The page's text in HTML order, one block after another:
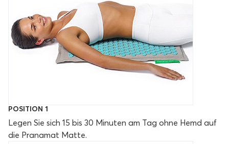
POSITION 1
Legen Sie sich 15 bis 30 Minuten am Tag ohne Hemd auf
die Pranamat Matte.